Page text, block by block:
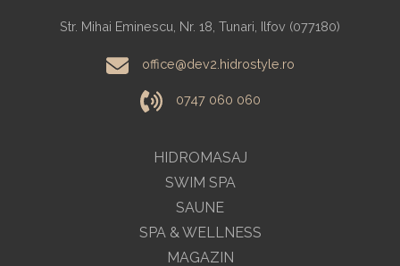
HIDROMASAJ
SWIM SPA
SAUNE
SPA & WELLNESS
MAGAZIN
Str. Mihai Eminescu, Nr. 18, Tunari, Ilfov (077180)
office@dev2.hidrostyle.ro
0747 060 060